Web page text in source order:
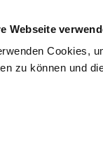
Webseite
Cookies,
zu können und